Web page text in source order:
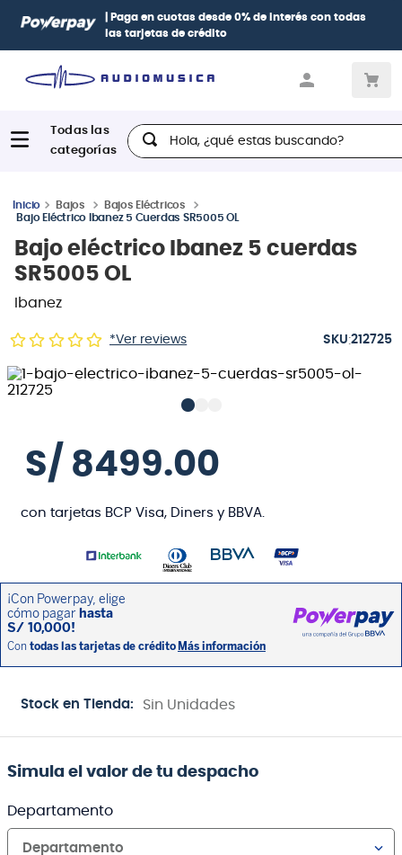
| Paga en cuotas desde 0% de interés con todas
las tarjetas de crédito
Hola, ¿qué estas buscando?
Bajos
Bajos Eléctricos
Bajo Eléctrico Ibanez 5 Cuerdas SR5005 OL
Bajo eléctrico Ibanez 5 cuerdas
SR5005 OL
Ibanez
*Ver reviews :212725
S/ 8499.00
con tarjetas BCP Visa, Diners y BBVA.
Stock en Tienda: Sin Unidades
Simula el valor de tu despacho
Departamento
Departamento